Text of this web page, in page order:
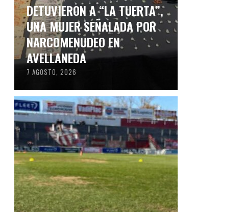
DETUVIERON A “LA TUERTA”,
UNA MUJER SEÑALADA POR
NARCOMENUDEO EN
AVELLANEDA
7 AGOSTO, 2026